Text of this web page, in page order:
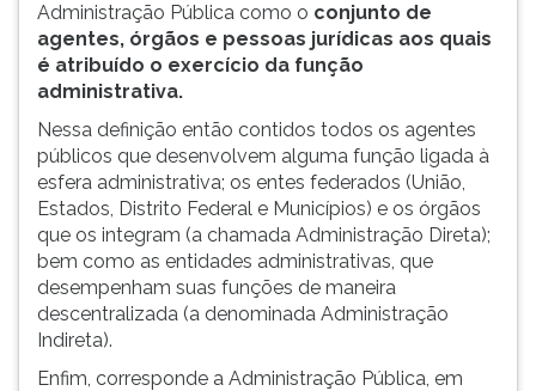
Administração Pública como o conjunto de
agentes, órgãos e pessoas jurídicas aos quais
é atribuído o exercício da função
administrativa.
Nessa definição então contidos todos os agentes
públicos que desenvolvem alguma função ligada à
esfera administrativa; os entes federados (União,
Estados, Distrito Federal e Municípios) e os órgãos
que os integram (a chamada Administração Direta);
bem como as entidades administrativas, que
desempenham suas funções de maneira
descentralizada (a denominada Administração
Indireta).
Enfim, corresponde a Administração Pública, em